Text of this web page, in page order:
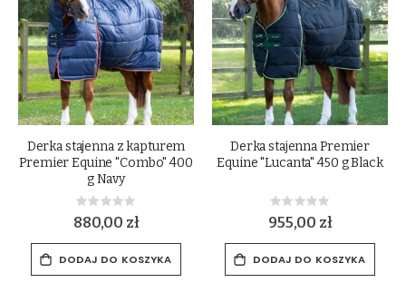
Derka stajenna z kapturem
Premier Equine "Combo" 400
g Navy
Rating:
0%
880,00 zł
DODAJ DO KOSZYKA
Derka stajenna Premier
Equine "Lucanta" 450 g Black
Rating:
0%
955,00 zł
DODAJ DO KOSZYKA